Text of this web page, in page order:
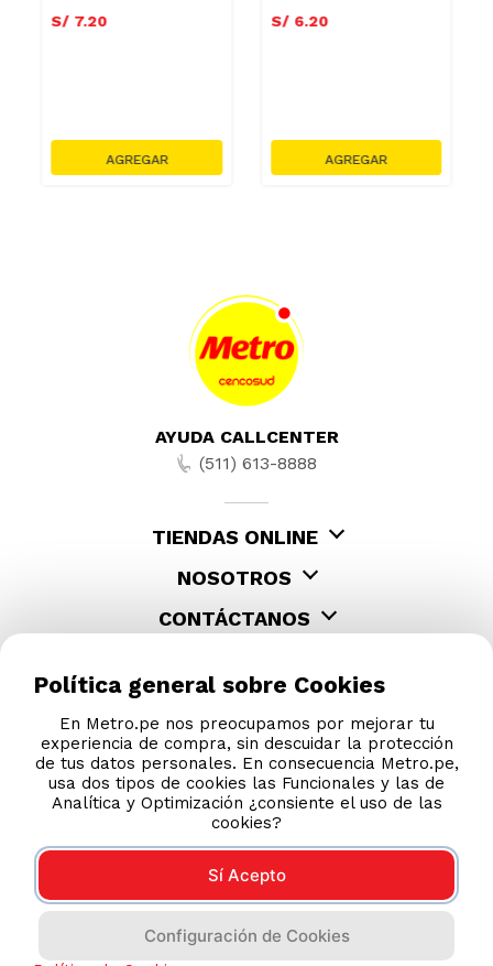
S/ 7.20 S/ 6.20
AYUDA CALLCENTER
(511) 613-8888
TIENDAS ONLINE
NOSOTROS
CONTÁCTANOS
COMPRAS 100% SEGURAS
Esta tienda usa Niubiz para realizar transacciones
Política general sobre Cookies
En Metro.pe nos preocupamos por mejorar tu
experiencia de compra, sin descuidar la protección
de tus datos personales. En consecuencia Metro.pe,
usa dos tipos de cookies las Funcionales y las de
Analítica y Optimización ¿consiente el uso de las
cookies?
Sí Acepto
Configuración de Cookies